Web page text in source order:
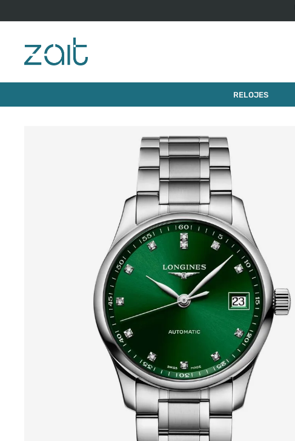
RELOJES
RELOJ LONGINES MASTER COLLECTION